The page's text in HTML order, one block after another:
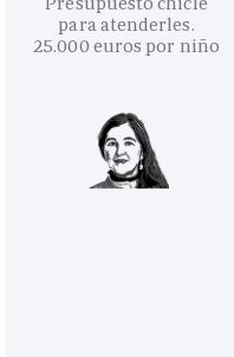
para atenderles.
25.000 euros por niño